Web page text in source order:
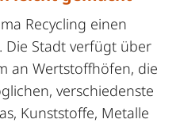
Recycling einen
Die Stadt verfügt über
an Wertstoffhöfen, die
verschiedenste
Kunststoffe, Metalle